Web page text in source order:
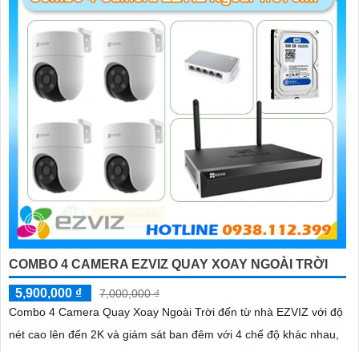
COMBO 4 CAMERA EZVIZ QUAY XOAY NGOÀI TRỜI
5,900,000 ₫
7,000,000 ₫
Combo 4 Camera Quay Xoay Ngoài Trời đến từ nhà EZVIZ với độ
nét cao lên đến 2K và giám sát ban đêm với 4 chế độ khác nhau,